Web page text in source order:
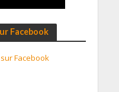
Facebook
Facebook